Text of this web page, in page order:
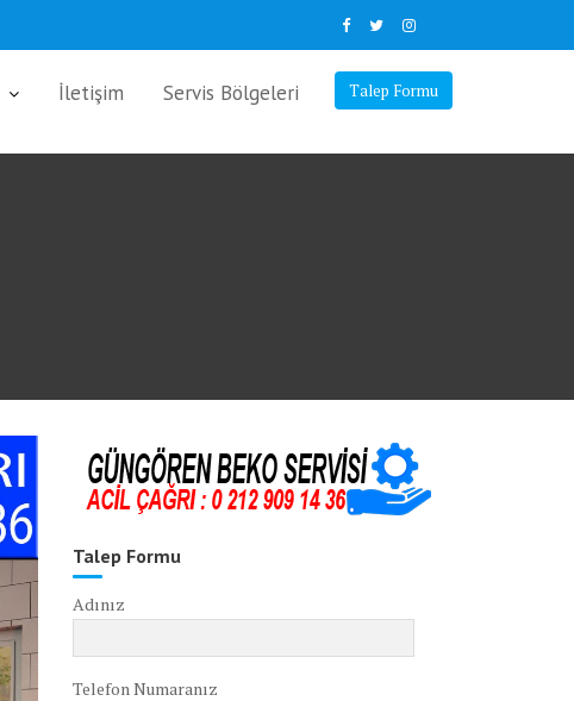
Talep Formu
İletişim Servis Bölgeleri
Talep Formu
Adınız
Telefon Numaranız